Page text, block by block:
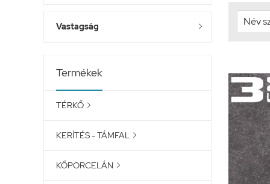
Vastagság 
Termékek
TÉRKŐ 
KERÍTÉS - TÁMFAL 
KŐPORCELÁN 